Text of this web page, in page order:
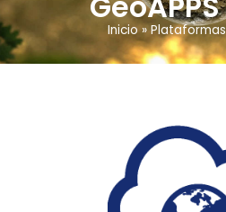
Inicio »Plataformas